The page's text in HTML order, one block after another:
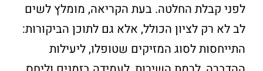
לפני קבלת החלטה. בעת הקריאה, מומלץ לשים
לב לא רק לציון הכולל, אלא גם לתוכן הביקורות:
התייחסות לסוג המזיקים שטופלו, ליעילות